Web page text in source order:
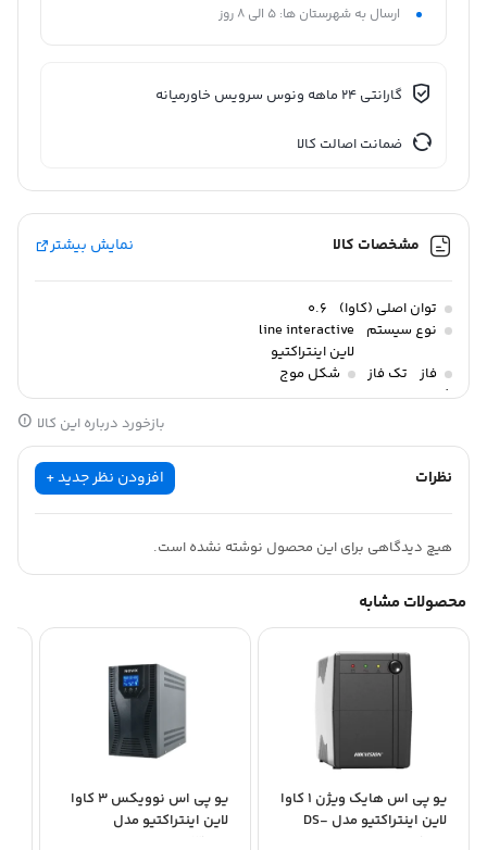
ارسال به شهرستان ها: 5 الی 8 روز
گارانتی 24 ماهه ونوس سرویس خاورمیانه
ضمانت اصالت کالا
مشخصات کالا نمایش بیشتر
توان اصلی (کاوا)
0.6
نوع سیستم
line interactive
لاین اینتراکتیو
فاز
تک فاز
شکل موج
شبه سینوسی
بازخورد درباره این کالا
نظرات افزودن نظر جدید +
هیچ دیدگاهی برای این محصول نوشته نشده است.
محصولات مشابه
یو پی اس هایک ویژن 1 کاوا
لاین اینتراکتیو مدل DS-
یو پی اس نوویکس 3 کاوا
لاین اینتراکتیو مدل